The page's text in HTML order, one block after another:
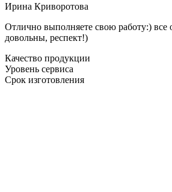
Ирина Криворотова
Отлично выполняете свою работу:) все
довольны, респект!)
Качество продукции
Уровень сервиса
Срок изготовления